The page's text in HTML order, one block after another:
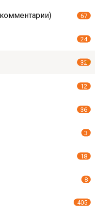
67
24
32
12
36
3
18
8
405